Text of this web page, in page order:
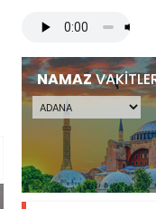
NAMAZ